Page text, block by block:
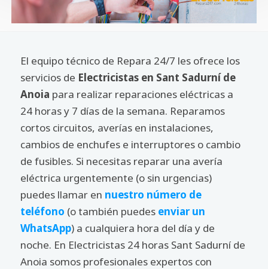
El equipo técnico de Repara 24/7 les ofrece los
servicios de Electricistas en Sant Sadurní de
Anoia para realizar reparaciones eléctricas a
24 horas y 7 días de la semana. Reparamos
cortos circuitos, averías en instalaciones,
cambios de enchufes e interruptores o cambio
de fusibles. Si necesitas reparar una avería
eléctrica urgentemente (o sin urgencias)
puedes llamar en nuestro número de
teléfono (o también puedes enviar un
WhatsApp) a cualquiera hora del día y de
noche. En Electricistas 24 horas Sant Sadurní de
Anoia somos profesionales expertos con